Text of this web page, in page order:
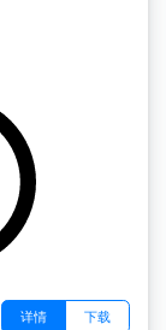
详情 下载